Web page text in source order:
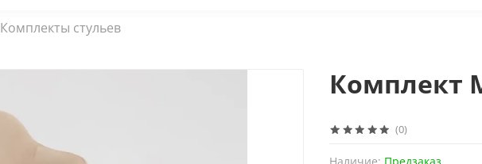
Комплекты стульев
(0)
Комплект